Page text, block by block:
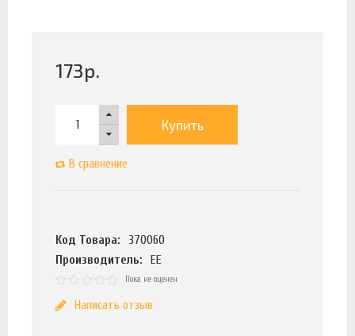
173р.
Купить
В сравнение
Код Товара:
370060
Производитель:
ЕЕ
Пока не оценен
Написать отзыв